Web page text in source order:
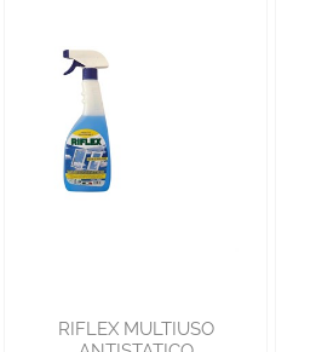
RIFLEX MULTIUSO